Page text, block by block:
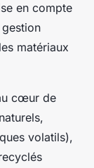
en compte
matériaux
cœur de
volatils),